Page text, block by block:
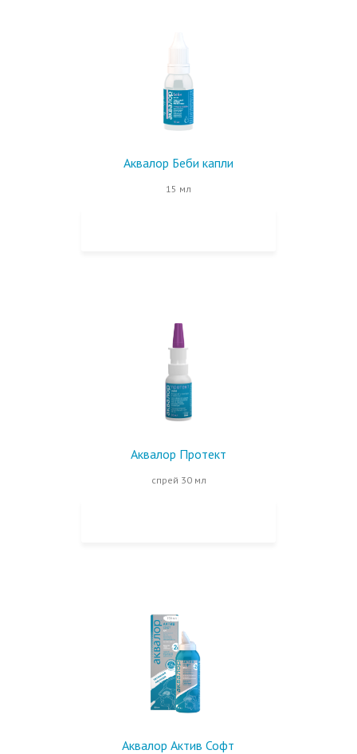
Аквалор Беби капли
15 мл
Аквалор Протект
спрей 30 мл
Аквалор Актив Софт